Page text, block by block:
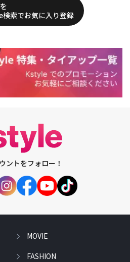
索でお気に入り登録
ントをフォロー！
MOVIE
FASHION